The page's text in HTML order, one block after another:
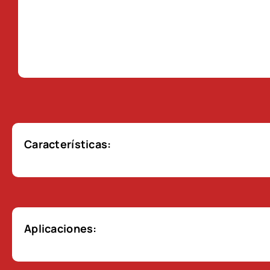
Características:
Aplicaciones: